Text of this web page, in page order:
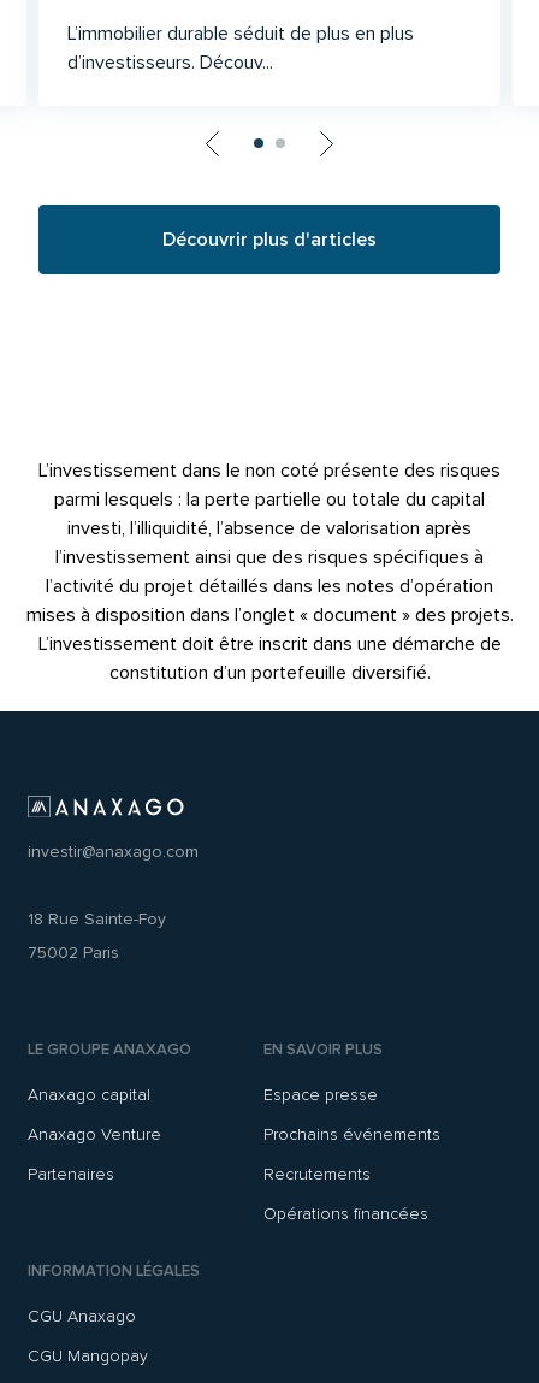
L’immobilier durable séduit de plus en plus
d’investisseurs. Découv...
Découvrir plus d'articles
L’investissement dans le non coté présente des risques
parmi lesquels : la perte partielle ou totale du capital
investi, l’illiquidité, l’absence de valorisation après
l’investissement ainsi que des risques spécifiques à
l’activité du projet détaillés dans les notes d’opération
mises à disposition dans l’onglet « document » des projets.
L’investissement doit être inscrit dans une démarche de
constitution d’un portefeuille diversifié.
investir@anaxago.com
18 Rue Sainte-Foy
75002 Paris
LE GROUPE ANAXAGO
Anaxago capital
Anaxago Venture
Partenaires
EN SAVOIR PLUS
Espace presse
Prochains événements
Recrutements
Opérations financées
INFORMATION LÉGALES
CGU Anaxago
CGU Mangopay